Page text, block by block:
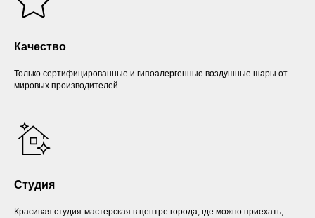
Качество
Только сертифицированные и гипоалергенные воздушные шары от
мировых производителей
Студия
Красивая студия-мастерская в центре города, где можно приехать,